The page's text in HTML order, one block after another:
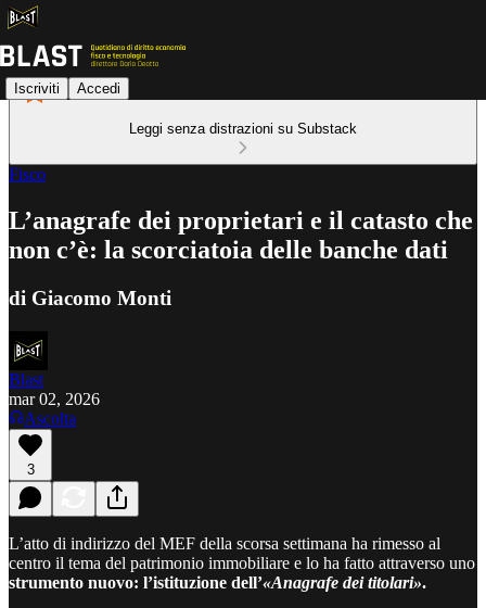
Iscriviti Accedi
Leggi senza distrazioni su Substack
Fisco
L’anagrafe dei proprietari e il catasto che
non c’è: la scorciatoia delle banche dati
di Giacomo Monti
Blast
mar 02, 2026
Ascolta
3
L’atto di indirizzo del MEF della scorsa settimana ha rimesso al
centro il tema del patrimonio immobiliare e lo ha fatto attraverso uno
strumento nuovo: l’istituzione dell’«Anagrafe dei titolari».